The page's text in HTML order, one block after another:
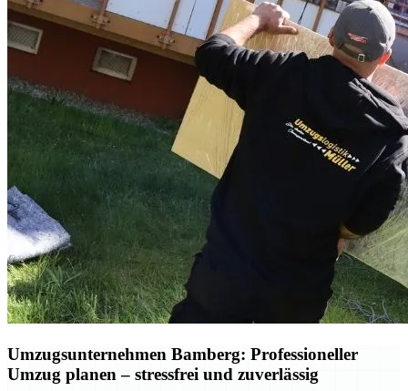
Umzugsunternehmen Bamberg: Professioneller
Umzug planen – stressfrei und zuverlässig